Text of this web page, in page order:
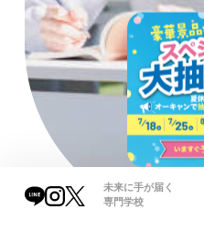
未来に手が届く
専門学校